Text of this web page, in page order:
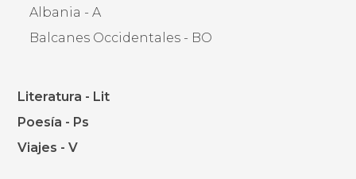
Albania - A
Balcanes Occidentales - BO
Literatura - Lit
Poesía - Ps
Viajes - V